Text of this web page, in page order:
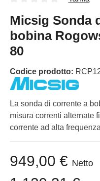
Micsig Sonda
bobina
80
Codice prodotto:
La sonda di corrente a
misura correnti alternate
corrente ad alta
949,00 € Netto